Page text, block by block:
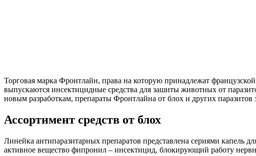
Торговая марка Фронтлайн, права на которую принадлежат
выпускаются инсектицидные средства для зашиты животных от
новым разработкам, препараты Фронтлайна от блох и других
Ассортимент средств от блох
Линейка антипаразитарных препаратов представлена сериями
активное вещество фипронил – инсектицид, блокирующий работу